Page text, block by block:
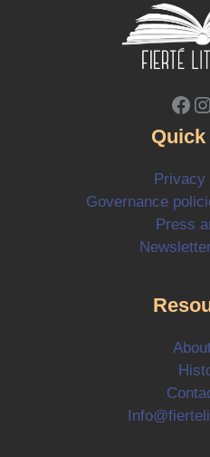
Privacy
Governance
Press